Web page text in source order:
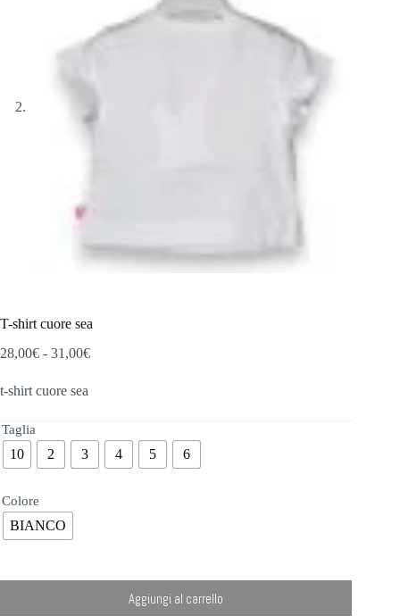
T-shirt cuore sea
28,00€ - 31,00€Fascia
31,00€
t-shirt cuore sea
Taglia
10 2 3 4 5 6
Colore
BIANCO
Aggiungi al carrello